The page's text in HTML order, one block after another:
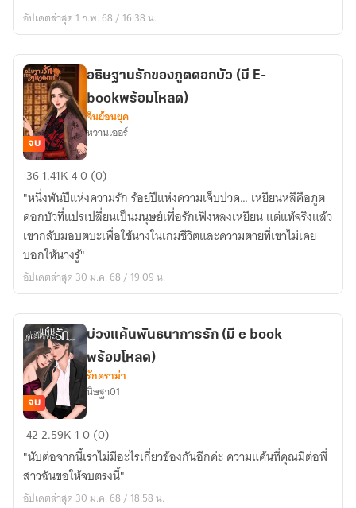
มาร
(มี
)
อัปเดตล่าสุด 1 ก.พ. 68 / 16:38 น.
อธิษฐาน
รัก
ของ
ภูต
ดอกบัว
(มี
E-
โหลด)
จบ
อธิษฐานรักของภูตดอกบัว (มี E-
bookพร้อมโหลด)
จีนย้อนยุค
หวานเออร์
361.41K40 (0)
"หนึ่งพันปีแห่งความรัก ร้อยปีแห่งความเจ็บปวด… เหยียนหลีคือภูต
ดอกบัวที่แปรเปลี่ยนเป็นมนุษย์เพื่อรักเฟิงหลงเหยียน แต่แท้จริงแล้ว
เขากลับมอบตบะเพื่อใช้นางในเกมชีวิตและความตายที่เขาไม่เคย
บอกให้นางรู้"
อัปเดตล่าสุด 30 ม.ค. 68 / 19:09 น.
บ่วง
แค้น
พันธนาการ
รัก
จบ
บ่วงแค้นพันธนาการรัก (มี e book
พร้อมโหลด)
รักดราม่า
นิษฐา01
422.59K 10 (0)
"นับต่อจากนี้เราไม่มีอะไรเกี่ยวข้องกันอีกค่ะ ความแค้นที่คุณมีต่อพี่
สาวฉันขอให้จบตรงนี้"
อัปเดตล่าสุด 30 ม.ค. 68 / 18:58 น.